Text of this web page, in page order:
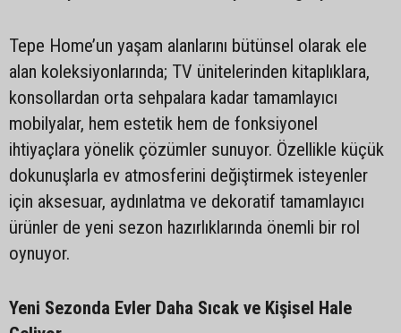
Tepe Home’un yaşam alanlarını bütünsel olarak ele
alan koleksiyonlarında; TV ünitelerinden kitaplıklara,
konsollardan orta sehpalara kadar tamamlayıcı
mobilyalar, hem estetik hem de fonksiyonel
ihtiyaçlara yönelik çözümler sunuyor. Özellikle küçük
dokunuşlarla ev atmosferini değiştirmek isteyenler
için aksesuar, aydınlatma ve dekoratif tamamlayıcı
ürünler de yeni sezon hazırlıklarında önemli bir rol
oynuyor.
Yeni Sezonda Evler Daha Sıcak ve Kişisel Hale